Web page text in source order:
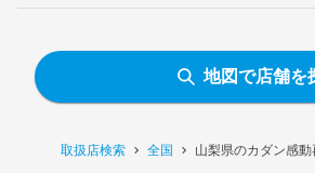
取扱店検索 全国 山梨県のカダン感
地図で店舗を